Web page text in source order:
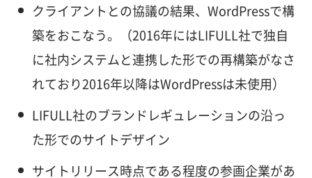
クライアントとの協議の結果、WordPressで構
築をおこなう。（2016年にはLIFULL社で独自
に社内システムと連携した形での再構築がなさ
れており2016年以降はWordPressは未使用）
LIFULL社のブランドレギュレーションの沿っ
た形でのサイトデザイン
サイトリリース時点である程度の参画企業があ